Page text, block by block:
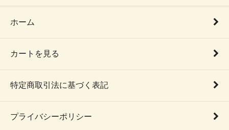
ホーム
カートを見る
特定商取引法に基づく表記
プライバシーポリシー